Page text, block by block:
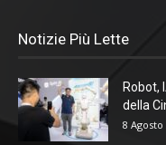
Notizie Più Lette
Robot,
della
8 Agosto